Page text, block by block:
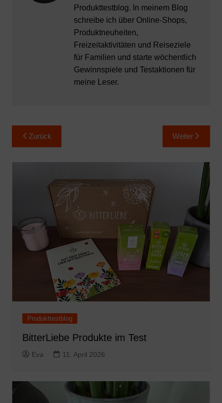
Produkttestblog. In meinem Blog
schreibe ich über Online-Shops,
Produktneuheiten,
Freizeitaktivitäten und Reiseziele
für Familien und starte wöchentlich
Gewinnspiele und Testaktionen für
meine Leser.
Beitragsnavigation
Zurück Weiter
Produkttestblog
BitterLiebe Produkte im Test
Eva 11. April 2026